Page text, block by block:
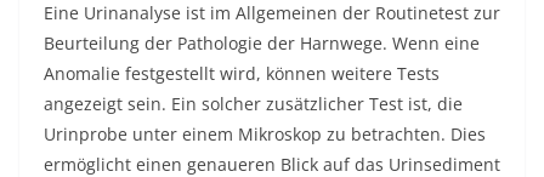
Eine Urinanalyse ist im Allgemeinen der Routinetest zur
Beurteilung der Pathologie der Harnwege. Wenn eine
Anomalie festgestellt wird, können weitere Tests
angezeigt sein. Ein solcher zusätzlicher Test ist, die
Urinprobe unter einem Mikroskop zu betrachten. Dies
ermöglicht einen genaueren Blick auf das Urinsediment